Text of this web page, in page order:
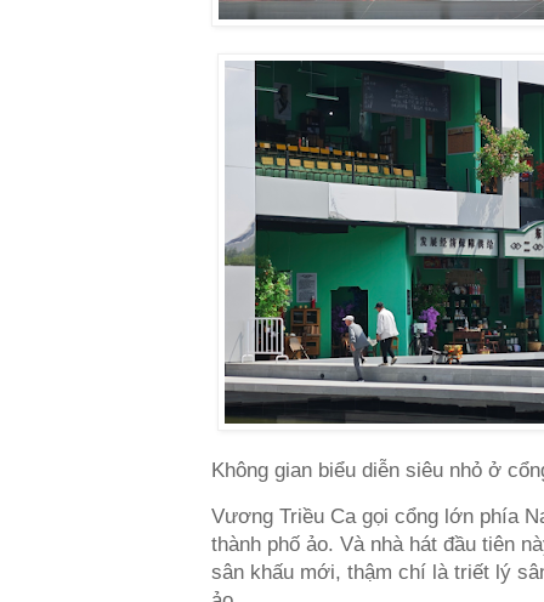
Không gian biểu diễn siêu nhỏ ở
Vương Triều Ca gọi cổng lớn phía
thành phố ảo. Và nhà hát đầu tiên
sân khấu mới, thậm chí là triết lý